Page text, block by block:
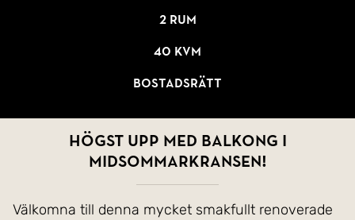
2 rum
40 kvm
Bostadsrätt
Högst upp med balkong i
Midsommarkransen!
Välkomna till denna mycket smakfullt renoverade